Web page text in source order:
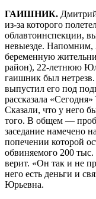
ГАИШНИК.
из-за которого
облавтоинспекции,
невыезде. Напомним,
беременную
район), 22-летнюю
гаишник был
выпустил его под
рассказала
Сказали, что у него
того. В общем —
заседание намечено
попечении которой
обвиняемого 200
верит. «Он так и не
него есть деньги и
Юрьевна.